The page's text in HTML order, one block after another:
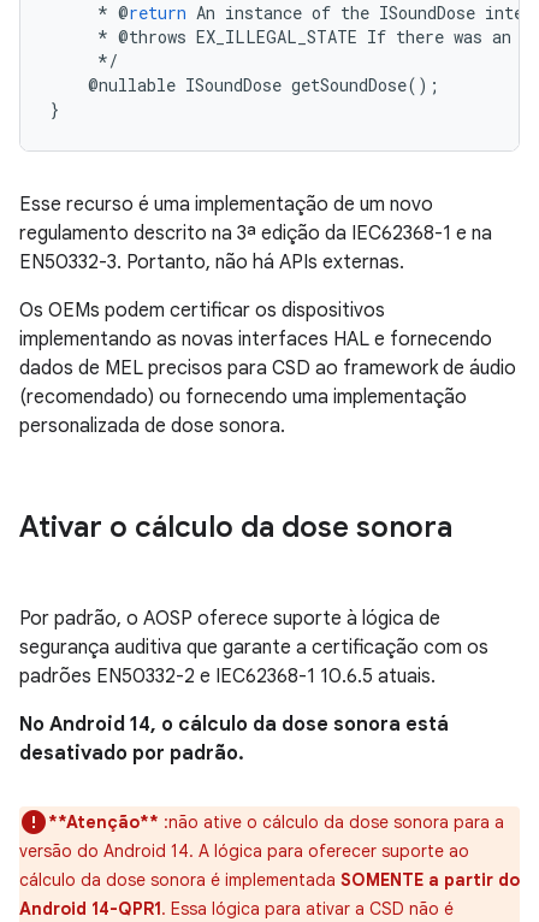
* @return An instance of the ISoundDose
* @throws EX_ILLEGAL_STATE If there was an
*/
@nullable ISoundDose getSoundDose();
}
Esse recurso é uma implementação de um novo
regulamento descrito na 3ª edição da IEC62368-1 e na
EN50332-3. Portanto, não há APIs externas.
Os OEMs podem certificar os dispositivos
implementando as novas interfaces HAL e fornecendo
dados de MEL precisos para CSD ao framework de áudio
(recomendado) ou fornecendo uma implementação
personalizada de dose sonora.
Ativar o cálculo da dose sonora
Por padrão, o AOSP oferece suporte à lógica de
segurança auditiva que garante a certificação com os
padrões EN50332-2 e IEC62368-1 10.6.5 atuais.
No Android 14, o cálculo da dose sonora está
desativado por padrão.
**Atenção** :não ative o cálculo da dose sonora para a
versão do Android 14. A lógica para oferecer suporte ao
cálculo da dose sonora é implementada SOMENTE a partir do
Android 14-QPR1. Essa lógica para ativar a CSD não é